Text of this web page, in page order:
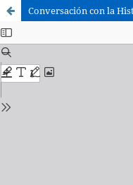
Conversación con la